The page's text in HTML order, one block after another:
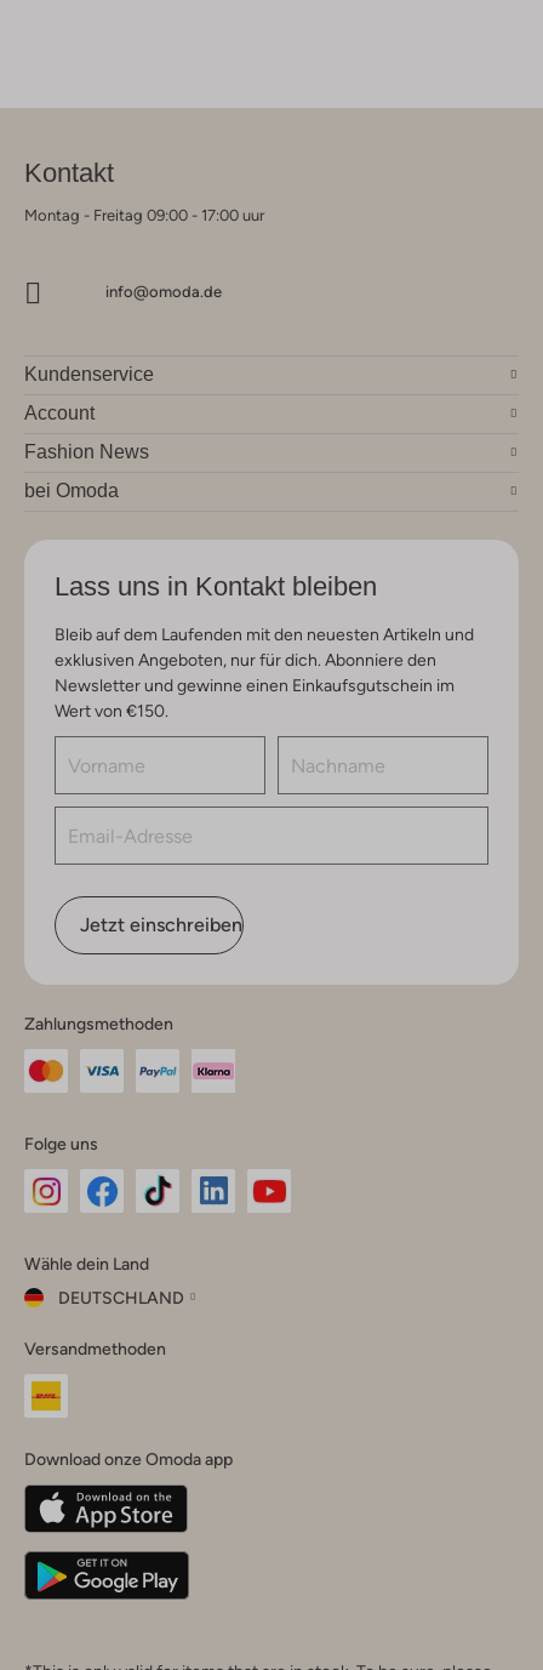
Kontakt
Montag - Freitag 09:00 - 17:00 uur
info@omoda.de
Kundenservice
Account
Fashion News
bei Omoda
Lass uns in Kontakt bleiben
Bleib auf dem Laufenden mit den neuesten Artikeln und
exklusiven Angeboten, nur für dich. Abonniere den
Newsletter und gewinne einen Einkaufsgutschein im
Wert von €150.
Jetzt einschreiben
Zahlungsmethoden
Folge uns
Instagram
Facebook
TikTok
Wähle dein Land
DEUTSCHLAND
dein
Land
Belgique(Français)
Deutschland
Versandmethoden
Download onze Omoda app